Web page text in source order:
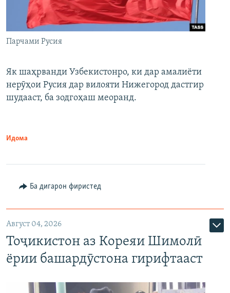
Парчами Русия
Як шаҳрванди Узбекистонро, ки дар амалиёти
нерӯҳои Русия дар вилояти Нижегород дастгир
шудааст, ба зодгоҳаш меоранд.
Идома
Ба дигарон фиристед
Август 04, 2026
Тоҷикистон аз Кореяи Шимолӣ
ёрии башардӯстона гирифтааст